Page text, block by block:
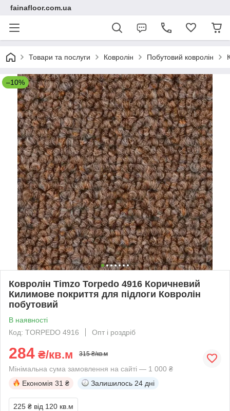
fainafloor.com.ua
Товари та послуги Ковролін Побутовий ковролін
–10%
Ковролін Timzo Torpedo 4916 Коричневий
Килимове покриття для підлоги Ковролін
побутовий
В наявності
Код: TORPEDO 4916
Опт і роздріб
284 ₴/кв.м 315 ₴/кв.м
Мінімальна сума замовлення на сайті — 1 000 ₴
Економія 31 ₴ Залишилось 24 дні
225 ₴ від 120 кв.м